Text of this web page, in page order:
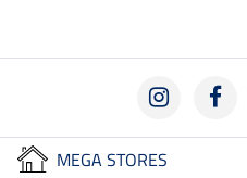
MEGA STORES